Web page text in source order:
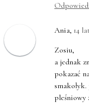
Ania, 14
Zosiu,
a jednak
pokazać
pleśniowy